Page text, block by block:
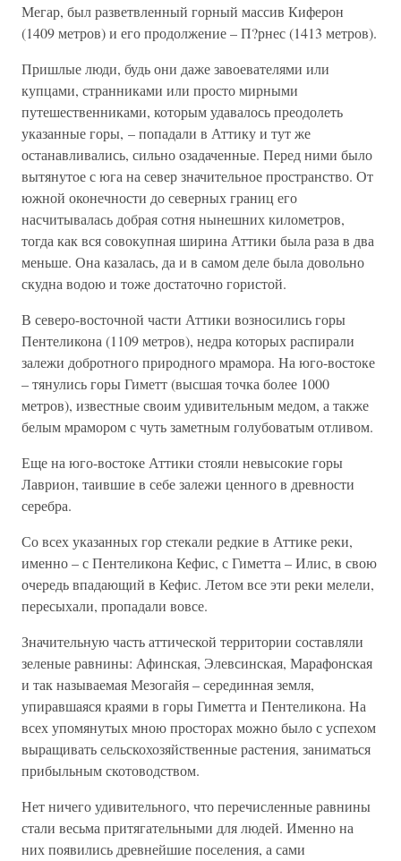
Мегар, был разветвленный горный массив Киферон
(1409 метров) и его продолжение – П?рнес (1413 метров).
Пришлые люди, будь они даже завоевателями или
купцами, странниками или просто мирными
путешественниками, которым удавалось преодолеть
указанные горы, – попадали в Аттику и тут же
останавливались, сильно озадаченные. Перед ними было
вытянутое с юга на север значительное пространство. От
южной оконечности до северных границ его
насчитывалась добрая сотня нынешних километров,
тогда как вся совокупная ширина Аттики была раза в два
меньше. Она казалась, да и в самом деле была довольно
скудна водою и тоже достаточно гористой.
В северо-восточной части Аттики возносились горы
Пентеликона (1109 метров), недра которых распирали
залежи добротного природного мрамора. На юго-востоке
– тянулись горы Гиметт (высшая точка более 1000
метров), известные своим удивительным медом, а также
белым мрамором с чуть заметным голубоватым отливом.
Еще на юго-востоке Аттики стояли невысокие горы
Лаврион, таившие в себе залежи ценного в древности
серебра.
Со всех указанных гор стекали редкие в Аттике реки,
именно – с Пентеликона Кефис, с Гиметта – Илис, в свою
очередь впадающий в Кефис. Летом все эти реки мелели,
пересыхали, пропадали вовсе.
Значительную часть аттической территории составляли
зеленые равнины: Афинская, Элевсинская, Марафонская
и так называемая Мезогайя – серединная земля,
упиравшаяся краями в горы Гиметта и Пентеликона. На
всех упомянутых мною просторах можно было с успехом
выращивать сельскохозяйственные растения, заниматься
прибыльным скотоводством.
Нет ничего удивительного, что перечисленные равнины
стали весьма притягательными для людей. Именно на
них появились древнейшие поселения, а сами